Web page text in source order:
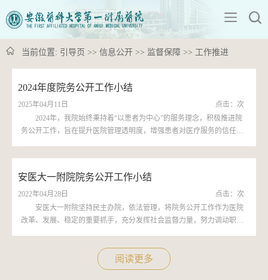
当前位置: 引导页 >> 信息公开 >> 监督保障 >> 工作推进
2024年度院务公开工作小结
2025年04月11日 点击： 次
2024年，我院始终秉持着“以患者为中心”的服务理念，积极推进院
务公开工作，旨在提升医院管理透明度，增强患者对医疗服务的信任
构信息公开目录》（皖卫办秘〔2022〕56号）和《关于印发2024年度安
徽省卫生健康委政务公开重点工...
安医大一附院院务公开工作小结
2022年04月28日 点击： 次
安医大一附院坚持民主办院，依法管理，将院务公开工作作为医院
改革、发展、稳定的重要抓手，充分发挥社会监督力量，努力调动职工
医院持续快速发展。一、以制度建设为根本，确保院务公开工作规范有
序医院成立了以院长为组长的院务公开工作领导小组，明确了院长办公
阅读更多